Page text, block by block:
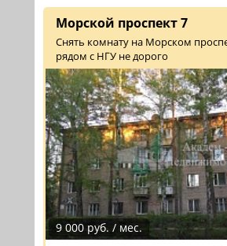
Морской проспект 7
Снять комнату на Морском
рядом с НГУ не дорого
9 000 руб. / мес.